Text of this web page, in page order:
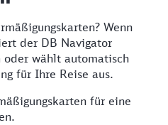
Wenn
der DB Navigator
oder wählt automatisch
für Ihre Reise aus.
für eine